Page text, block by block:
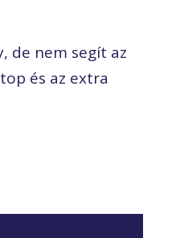
de nem segít az
és az extra